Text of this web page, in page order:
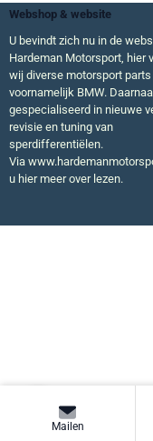
Webshop & website
U bevindt zich nu in de
Hardeman Motorsport, hier
wij diverse motorsport parts
voornamelijk BMW.
gespecialiseerd in nieuwe
revisie en tuning van
sperdifferentiëlen.
Via
u hier meer over lezen.
Mailen